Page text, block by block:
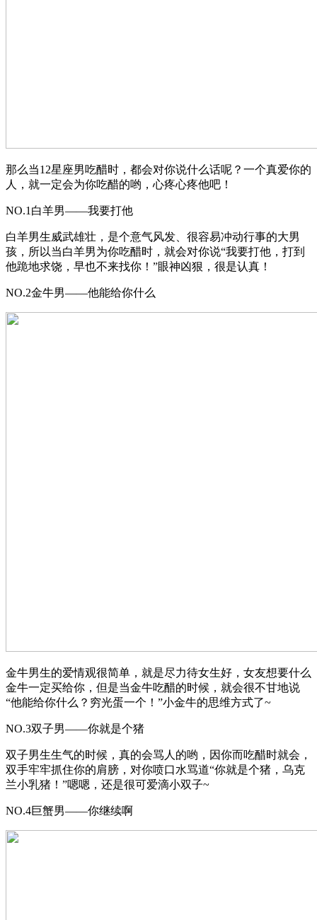
那么当12星座男吃醋时，都会对你说什么话呢？一个真爱你的
人，就一定会为你吃醋的哟，心疼心疼他吧！
NO.1白羊男——我要打他
白羊男生威武雄壮，是个意气风发、很容易冲动行事的大男
孩，所以当白羊男为你吃醋时，就会对你说“我要打他，打到
他跪地求饶，早也不来找你！”眼神凶狠，很是认真！
NO.2金牛男——他能给你什么
金牛男生的爱情观很简单，就是尽力待女生好，女友想要什么
金牛一定买给你，但是当金牛吃醋的时候，就会很不甘地说
“他能给你什么？穷光蛋一个！”小金牛的思维方式了~
NO.3双子男——你就是个猪
双子男生生气的时候，真的会骂人的哟，因你而吃醋时就会，
双手牢牢抓住你的肩膀，对你喷口水骂道“你就是个猪，乌克
兰小乳猪！”嗯嗯，还是很可爱滴小双子~
NO.4巨蟹男——你继续啊